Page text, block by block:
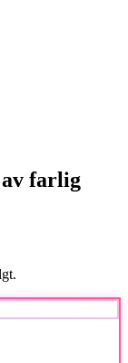
av farlig